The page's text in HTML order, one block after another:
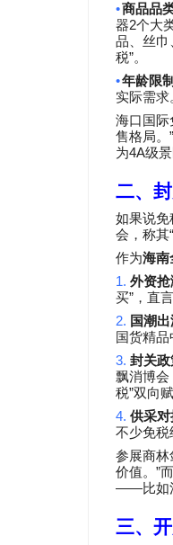
•商品品
器2个大
品、丝巾
税”。
•年龄限
实际需求
海口国际
售格局。 ”
为4A级
二、
如果说免
会，称其“
作为海南
1. 外资
买” ，直言
2. 国潮
国货精
3. 封关政
飘消博会
税”双向赋
4. 供采
不少免税
参展商林
价值。 ”
——比
三、